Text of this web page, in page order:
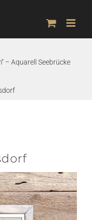
– Aquarell Seebrücke